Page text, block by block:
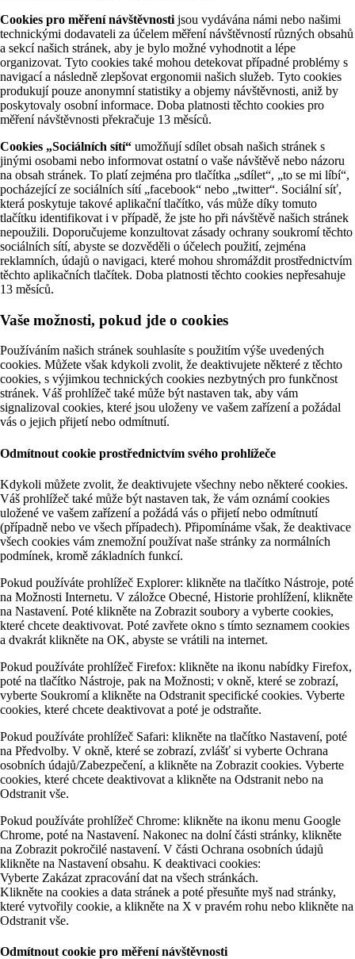
Cookies pro měření návštěvnosti jsou vydávána námi nebo našimi
technickými dodavateli za účelem měření návštěvností různých obsahů
a sekcí našich stránek, aby je bylo možné vyhodnotit a lépe
organizovat. Tyto cookies také mohou detekovat případné problémy s
navigací a následně zlepšovat ergonomii našich služeb. Tyto cookies
produkují pouze anonymní statistiky a objemy návštěvnosti, aniž by
poskytovaly osobní informace. Doba platnosti těchto cookies pro
měření návštěvnosti překračuje 13 měsíců.
Cookies „Sociálních sítí“ umožňují sdílet obsah našich stránek s
jinými osobami nebo informovat ostatní o vaše návštěvě nebo názoru
na obsah stránek. To platí zejména pro tlačítka „sdílet“, „to se mi líbí“,
pocházející ze sociálních sítí „facebook“ nebo „twitter“. Sociální síť,
která poskytuje takové aplikační tlačítko, vás může díky tomuto
tlačítku identifikovat i v případě, že jste ho při návštěvě našich stránek
nepoužili. Doporučujeme konzultovat zásady ochrany soukromí těchto
sociálních sítí, abyste se dozvěděli o účelech použití, zejména
reklamních, údajů o navigaci, které mohou shromáždit prostřednictvím
těchto aplikačních tlačítek. Doba platnosti těchto cookies nepřesahuje
13 měsíců.
Vaše možnosti, pokud jde o cookies
Používáním našich stránek souhlasíte s použitím výše uvedených
cookies. Můžete však kdykoli zvolit, že deaktivujete některé z těchto
cookies, s výjimkou technických cookies nezbytných pro funkčnost
stránek. Váš prohlížeč také může být nastaven tak, aby vám
signalizoval cookies, které jsou uloženy ve vašem zařízení a požádal
vás o jejich přijetí nebo odmítnutí.
Odmítnout cookie prostřednictvím svého prohlížeče
Kdykoli můžete zvolit, že deaktivujete všechny nebo některé cookies.
Váš prohlížeč také může být nastaven tak, že vám oznámí cookies
uložené ve vašem zařízení a požádá vás o přijetí nebo odmítnutí
(případně nebo ve všech případech). Připomínáme však, že deaktivace
všech cookies vám znemožní používat naše stránky za normálních
podmínek, kromě základních funkcí.
Pokud používáte prohlížeč Explorer: klikněte na tlačítko Nástroje, poté
na Možnosti Internetu. V záložce Obecné, Historie prohlížení, klikněte
na Nastavení. Poté klikněte na Zobrazit soubory a vyberte cookies,
které chcete deaktivovat. Poté zavřete okno s tímto seznamem cookies
a dvakrát klikněte na OK, abyste se vrátili na internet.
Pokud používáte prohlížeč Firefox: klikněte na ikonu nabídky Firefox,
poté na tlačítko Nástroje, pak na Možnosti; v okně, které se zobrazí,
vyberte Soukromí a klikněte na Odstranit specifické cookies. Vyberte
cookies, které chcete deaktivovat a poté je odstraňte.
Pokud používáte prohlížeč Safari: klikněte na tlačítko Nastavení, poté
na Předvolby. V okně, které se zobrazí, zvlášť si vyberte Ochrana
osobních údajů/Zabezpečení, a klikněte na Zobrazit cookies. Vyberte
cookies, které chcete deaktivovat a klikněte na Odstranit nebo na
Odstranit vše.
Pokud používáte prohlížeč Chrome: klikněte na ikonu menu Google
Chrome, poté na Nastavení. Nakonec na dolní části stránky, klikněte
na Zobrazit pokročilé nastavení. V části Ochrana osobních údajů
klikněte na Nastavení obsahu. K deaktivaci cookies:
Vyberte Zakázat zpracování dat na všech stránkách.
Klikněte na cookies a data stránek a poté přesuňte myš nad stránky,
které vytvořily cookie, a klikněte na X v pravém rohu nebo klikněte na
Odstranit vše.
Odmítnout cookie pro měření návštěvnosti